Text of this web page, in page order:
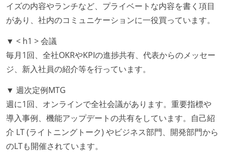
提出されたコードには自動的にリグレッションテスト
が実行される環境が構築されている
コード品質評価ツールを導入して、メンバーが常に確
認できるようにしている
テストの実施度
ほとんどのプロダクトコードに単体テストを記述、実
施している
機能の実装と同時にテストコードを記述している
想定される複数環境での品質チェックを義務づけてい
る
イズの内容やランチなど、プライベートな内容を書く項目
があり、社内のコミュニケーションに一役買っています。
▼ < h1 > 会議
毎月1回、全社OKRやKPIの進捗共有、代表からのメッセー
ジ、新入社員の紹介等を行っています。
▼ 週次定例MTG
週に1回、オンラインで全社会議があります。重要指標や
導入事例、機能アップデートの共有をしています。自己紹
介 LT (ライトニングトーク) やビジネス部門、開発部門から
のLTも開催されています。